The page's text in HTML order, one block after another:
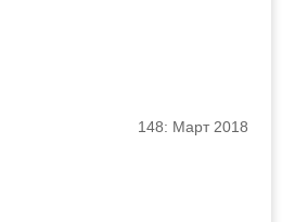
148: Март 2018